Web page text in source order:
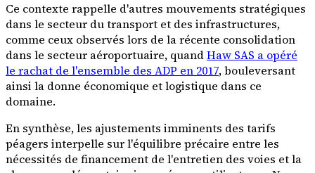
Ce contexte rappelle d'autres mouvements stratégiques
dans le secteur du transport et des infrastructures,
comme ceux observés lors de la récente consolidation
dans le secteur aéroportuaire, quandHaw SAS a opéré
le rachat de l'ensemble des ADP en 2017, bouleversant
ainsi la donne économique et logistique dans ce
domaine.
En synthèse, les ajustements imminents des tarifs
péagers interpelle sur l'équilibre précaire entre les
nécessités de financement de l'entretien des voies et la